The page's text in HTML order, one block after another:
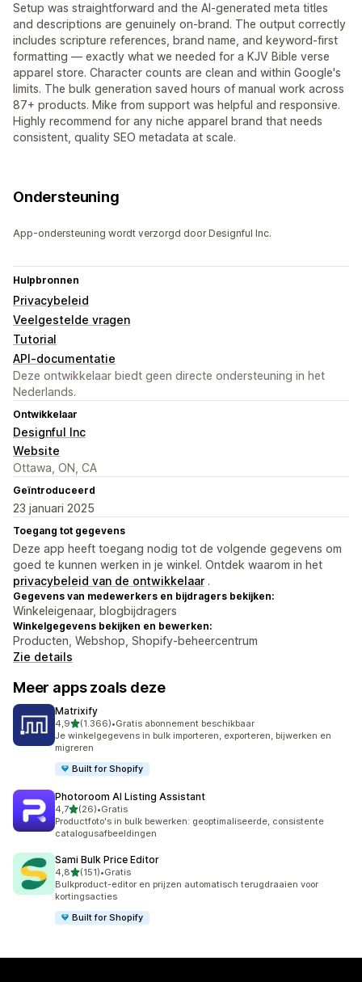
Setup was straightforward and the AI-generated meta titles
and descriptions are genuinely on-brand. The output correctly
includes scripture references, brand name, and keyword-first
formatting — exactly what we needed for a KJV Bible verse
apparel store. Character counts are clean and within Google's
limits. The bulk generation saved hours of manual work across
87+ products. Mike from support was helpful and responsive.
Highly recommend for any niche apparel brand that needs
consistent, quality SEO metadata at scale.
Ondersteuning
App-ondersteuning wordt verzorgd door Designful Inc.
Hulpbronnen
Privacybeleid
Veelgestelde vragen
Tutorial
API-documentatie
Deze ontwikkelaar biedt geen directe ondersteuning in het
Nederlands.
Ontwikkelaar
Designful Inc
Website
Ottawa, ON, CA
Geïntroduceerd
23 januari 2025
Toegang tot gegevens
Deze app heeft toegang nodig tot de volgende gegevens om
goed te kunnen werken in je winkel. Ontdek waarom in het
privacybeleid van de ontwikkelaar .
Gegevens van medewerkers en bijdragers bekijken:
Winkeleigenaar, blogbijdragers
Winkelgegevens bekijken en bewerken:
Producten, Webshop, Shopify-beheercentrum
Zie details
Meer apps zoals deze
Matrixify
4,9van 5 sterren
(1.366)
1366 recensies in totaal
•Gratis abonnement beschikbaar
Je winkelgegevens in bulk importeren, exporteren, bijwerken en
migreren
Built for Shopify
Photoroom AI Listing Assistant
4,7van 5 sterren
(26)
26 recensies in totaal
•Gratis
Productfoto's in bulk bewerken: geoptimaliseerde, consistente
catalogusafbeeldingen
Sami Bulk Price Editor
4,8van 5 sterren
(151)
151 recensies in totaal
•Gratis
Bulkproduct-editor en prijzen automatisch terugdraaien voor
kortingsacties
Built for Shopify